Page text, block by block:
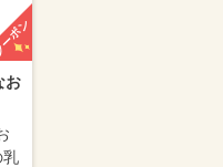
ポン
お
乳